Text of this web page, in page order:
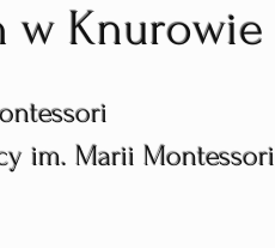
w Knurowie
im. Marii Montessori